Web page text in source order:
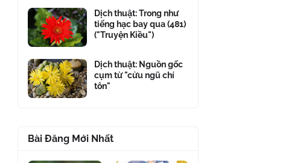
Dịch thuật: Trong như
tiếng hạc bay qua (481)
("Truyện Kiều")
Dịch thuật: Nguồn gốc
cụm từ "cửu ngũ chí
tôn"
Bài Đăng Mới Nhất